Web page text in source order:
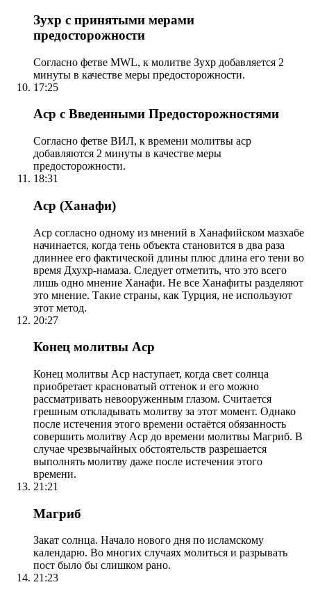
Зухр с принятыми мерами
предосторожности
Согласно фетве MWL, к молитве Зухр добавляется 2
минуты в качестве меры предосторожности.
17:25
Аср с Введенными Предосторожностями
Согласно фетве ВИЛ, к времени молитвы аср
добавляются 2 минуты в качестве меры
предосторожности.
18:31
Аср (Ханафи)
Аср согласно одному из мнений в Ханафийском мазхабе
начинается, когда тень объекта становится в два раза
длиннее его фактической длины плюс длина его тени во
время Дхухр-намаза. Следует отметить, что это всего
лишь одно мнение Ханафи. Не все Ханафиты разделяют
это мнение. Такие страны, как Турция, не используют
этот метод.
20:27
Конец молитвы Аср
Конец молитвы Аср наступает, когда свет солнца
приобретает красноватый оттенок и его можно
рассматривать невооруженным глазом. Считается
грешным откладывать молитву за этот момент. Однако
после истечения этого времени остаётся обязанность
совершить молитву Аср до времени молитвы Магриб. В
случае чрезвычайных обстоятельств разрешается
выполнять молитву даже после истечения этого
времени.
21:21
Магриб
Закат солнца. Начало нового дня по исламскому
календарю. Во многих случаях молиться и разрывать
пост было бы слишком рано.
21:23